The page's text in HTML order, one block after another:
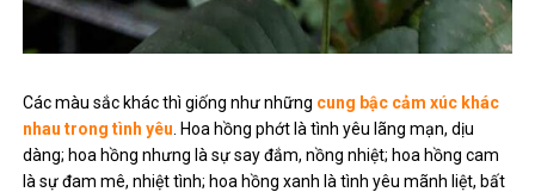
Các màu sắc khác thì giống như những cung bậc cảm xúc khác
nhau trong tình yêu. Hoa hồng phớt là tình yêu lãng mạn, dịu
dàng; hoa hồng nhưng là sự say đắm, nồng nhiệt; hoa hồng cam
là sự đam mê, nhiệt tình; hoa hồng xanh là tình yêu mãnh liệt, bất